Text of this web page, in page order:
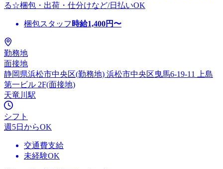
る☆梱包・出荷・仕分けなど/日払いOK
梱包スタッフ 時給1,400円〜
勤務地
面接地
静岡県浜松市中央区(勤務地) 浜松市中央区曳馬6-19-11 上島
第一ビル 2F(面接地)
天竜川駅
シフト
週5日からOK
交通費支給
未経験OK